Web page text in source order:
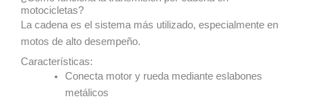
motocicletas?
La cadena es el sistema más utilizado, especialmente en
motos de alto desempeño.
Características:
Conecta motor y rueda mediante eslabones
metálicos